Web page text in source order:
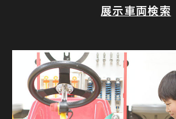
展示車両検索